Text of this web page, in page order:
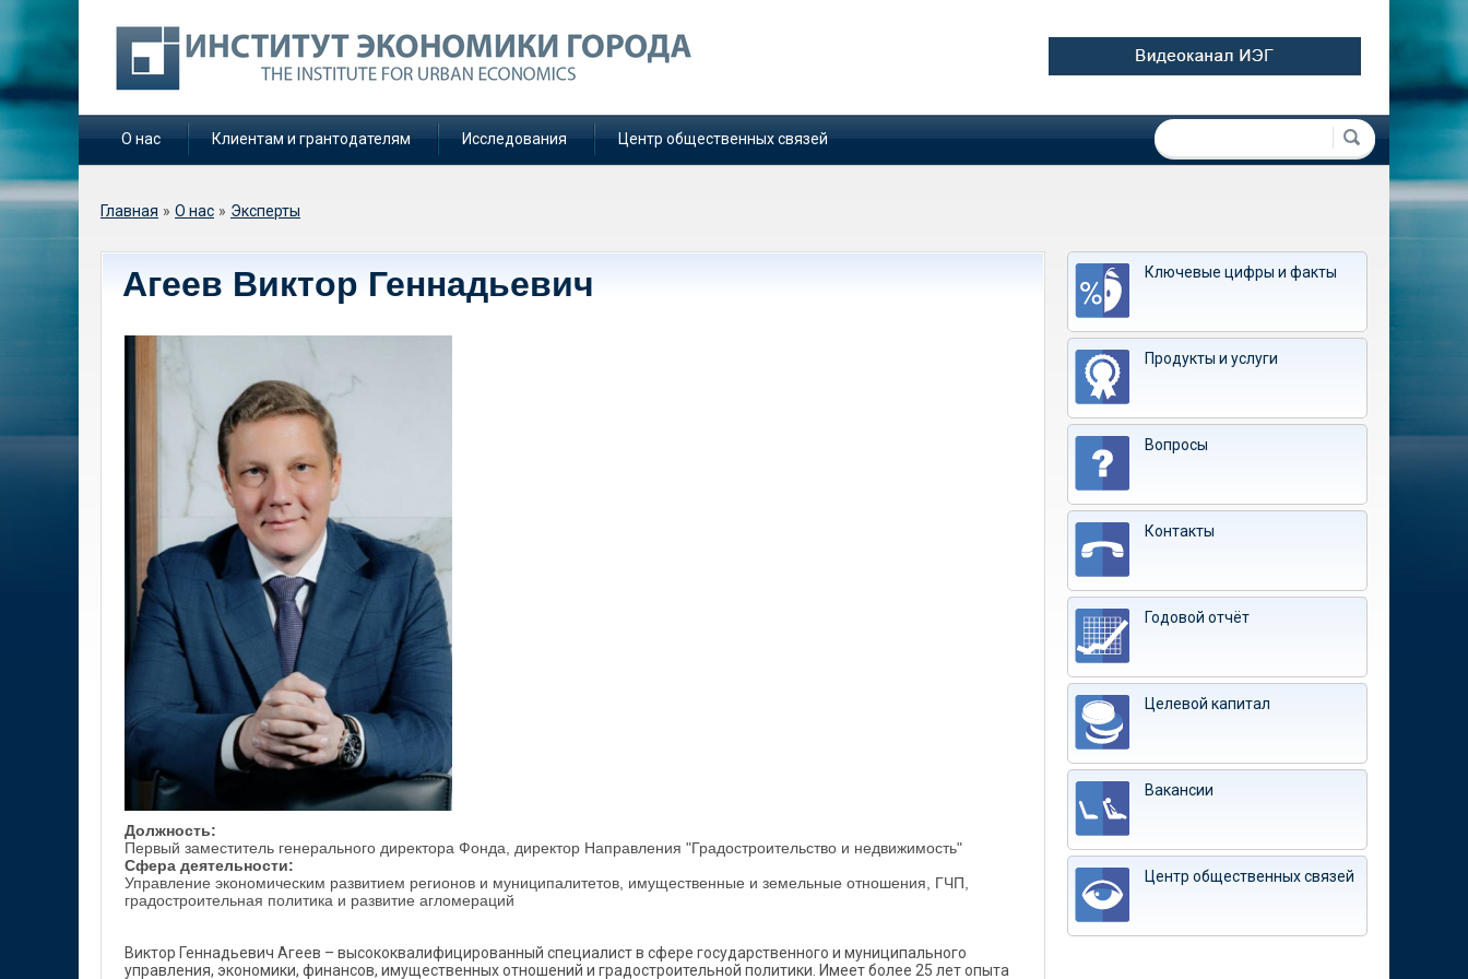
О нас Клиентам и грантодателям Исследования Центр общественных связей Форма поиска
Поиск
Вы здесь
Главная » О нас » Эксперты
Агеев Виктор Геннадьевич
Должность:
Первый заместитель генерального директора Фонда, директор Направления "Градостроительство и недвижимость"
Сфера деятельности:
Управление экономическим развитием регионов и муниципалитетов, имущественные и земельные отношения, ГЧП,
градостроительная политика и развитие агломераций
Виктор Геннадьевич Агеев – высококвалифицированный специалист в сфере государственного и муниципального
управления, экономики, финансов, имущественных отношений и градостроительной политики. Имеет более 25 лет опыта
Ключевые цифры и факты
Продукты и услуги
Вопросы
Контакты
Годовой отчёт
Целевой капитал
Вакансии
Центр общественных связей